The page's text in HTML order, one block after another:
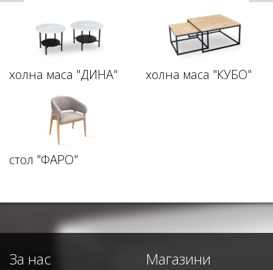
холна маса "ДИНА" холна маса "КУБО"
стол "ФАРО"
За нас
Магазини